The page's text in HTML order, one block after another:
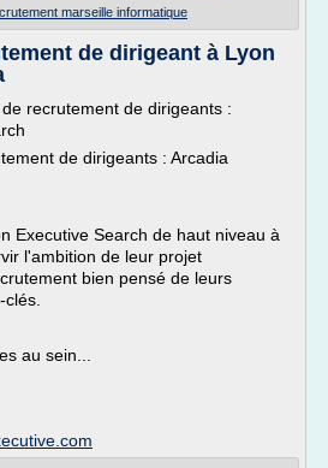
marseille informatique
de dirigeant à Lyon
recrutement de dirigeants :
de dirigeants : Arcadia
Executive Search de haut niveau à
l'ambition de leur projet
bien pensé de leurs
au sein...